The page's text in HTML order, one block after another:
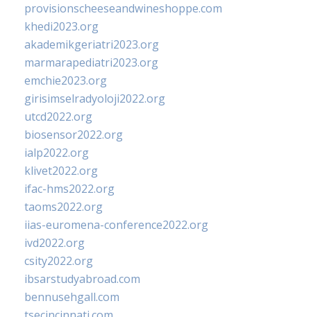
provisionscheeseandwineshoppe.com
khedi2023.org
akademikgeriatri2023.org
marmarapediatri2023.org
emchie2023.org
girisimselradyoloji2022.org
utcd2022.org
biosensor2022.org
ialp2022.org
klivet2022.org
ifac-hms2022.org
taoms2022.org
iias-euromena-conference2022.org
ivd2022.org
csity2022.org
ibsarstudyabroad.com
bennusehgall.com